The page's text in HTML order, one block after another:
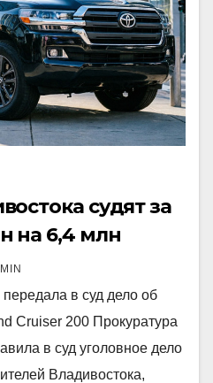
судят за
на 6,4 млн
в суд дело об
Cruiser 200 Прокуратура
в суд уголовное дело
Владивостока,